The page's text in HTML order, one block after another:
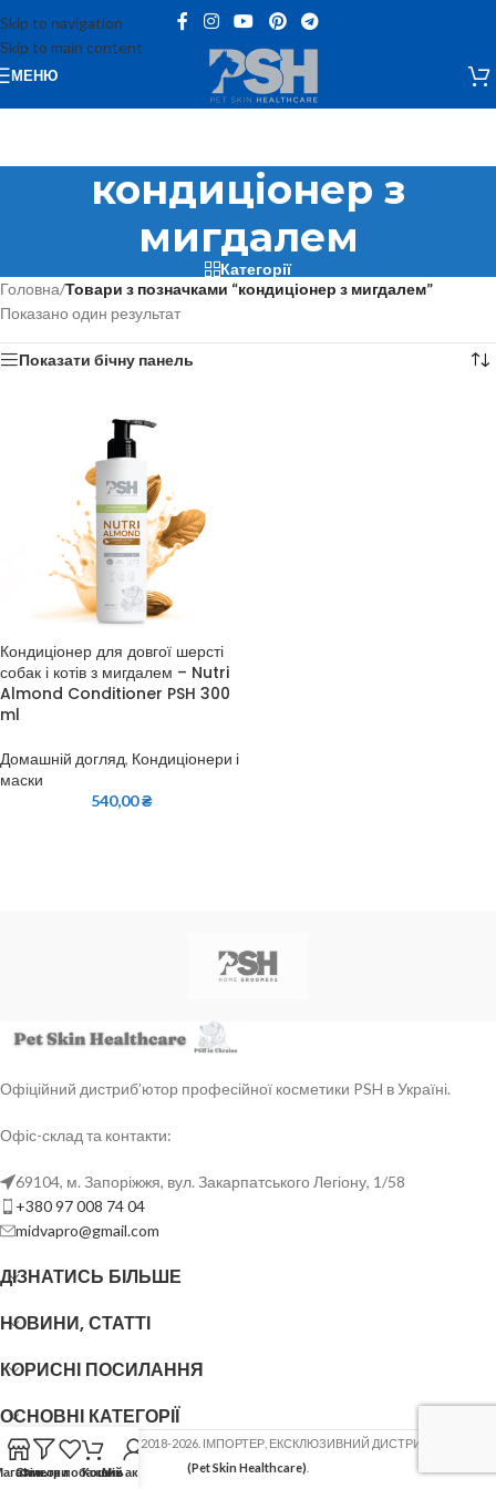
Skip to navigation
Skip to main content
МЕНЮ
кондиціонер з
мигдалем
Категорії
Головна/Товари з позначками “кондиціонер з мигдалем”
Показано один результат
Показати бічну панель
Кондиціонер для довгої шерсті
собак і котів з мигдалем – Nutri
Almond Conditioner PSH 300
ml
Домашній догляд, Кондиціонери і
маски
540,00₴
Офіційний дистриб’ютор професійної косметики PSH в Україні.
Офіс-склад та контакти:
69104, м. Запоріжжя, вул. Закарпатського Легіону, 1/58
+380 97 008 74 04
midvapro@gmail.com
ДІЗНАТИСЬ БІЛЬШЕ
НОВИНИ, СТАТТІ
КОРИСНІ ПОСИЛАННЯ
ОСНОВНІ КАТЕГОРІЇ
ФОП ШОВГЕНЮК Ю.В. 2018-2026. ІМПОРТЕР, ЕКСКЛЮЗИВНИЙ ДИСТРИБ'ЮТОР
(Pet Skin Healthcare)
Фільтри
Список побажань
КошикМій акаунт